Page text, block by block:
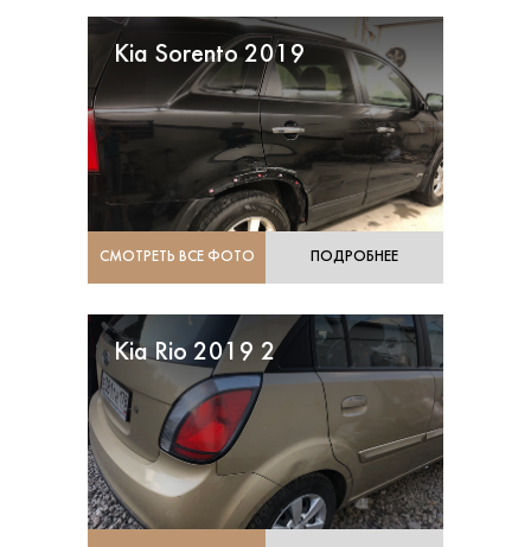
Kia Sorento 2019
СМОТРЕТЬ ВСЕ ФОТО ПОДРОБНЕЕ
Kia Rio 2019 2